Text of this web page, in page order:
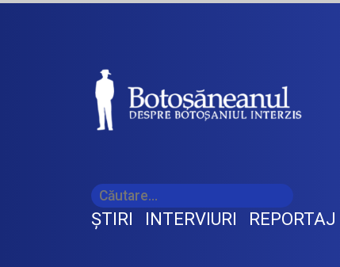
ŞTIRI INTERVIURI REPORTAJ